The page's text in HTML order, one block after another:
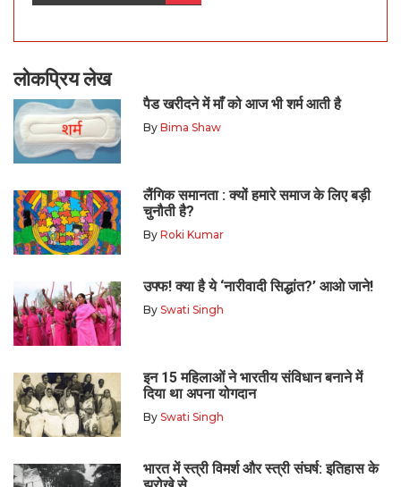
लोकप्रिय लेख
पैड खरीदने में माँ को आज भी शर्म आती है
By Bima Shaw
लैंगिक समानता : क्यों हमारे समाज के लिए बड़ी
चुनौती है?
By Roki Kumar
उफ्फ! क्या है ये ‘नारीवादी सिद्धांत?’ आओ जाने!
By Swati Singh
इन 15 महिलाओं ने भारतीय संविधान बनाने में
दिया था अपना योगदान
By Swati Singh
भारत में स्त्री विमर्श और स्त्री संघर्ष: इतिहास के